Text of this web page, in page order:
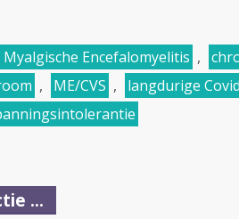
Myalgische Encefalomyelitis ,
, ME/CVS ,
langdurige
...